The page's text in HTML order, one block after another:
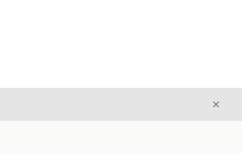
Avslutt